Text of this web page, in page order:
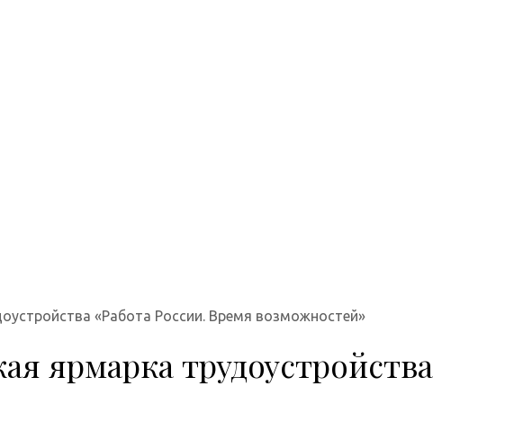
«Работа России. Время возможностей»
ярмарка трудоустройства